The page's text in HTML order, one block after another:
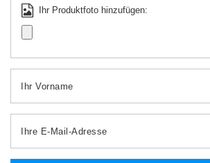
Ihr Produktfoto hinzufügen:
Ihr Vorname
Ihre E-Mail-Adresse